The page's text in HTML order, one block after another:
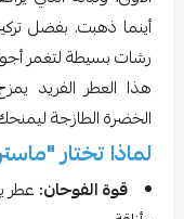
أينما ذهبت. بفضل
رشات بسيطة لتغمر
هذا العطر الفريد
الخضرة الطازجة
لماذا تختار
قوة الفوحان: عطر